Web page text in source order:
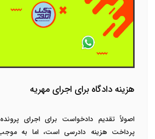
هزینه دادگاه برای اجرای مهریه
اصولاً تقدیم دادخواست برایاجرای
پرداخت هزینه دادرسی است، اما به